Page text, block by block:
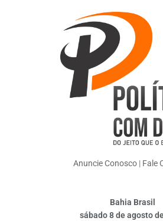
Anuncie Conosco| Fale
Bahia Brasil
sábado 8 de agosto